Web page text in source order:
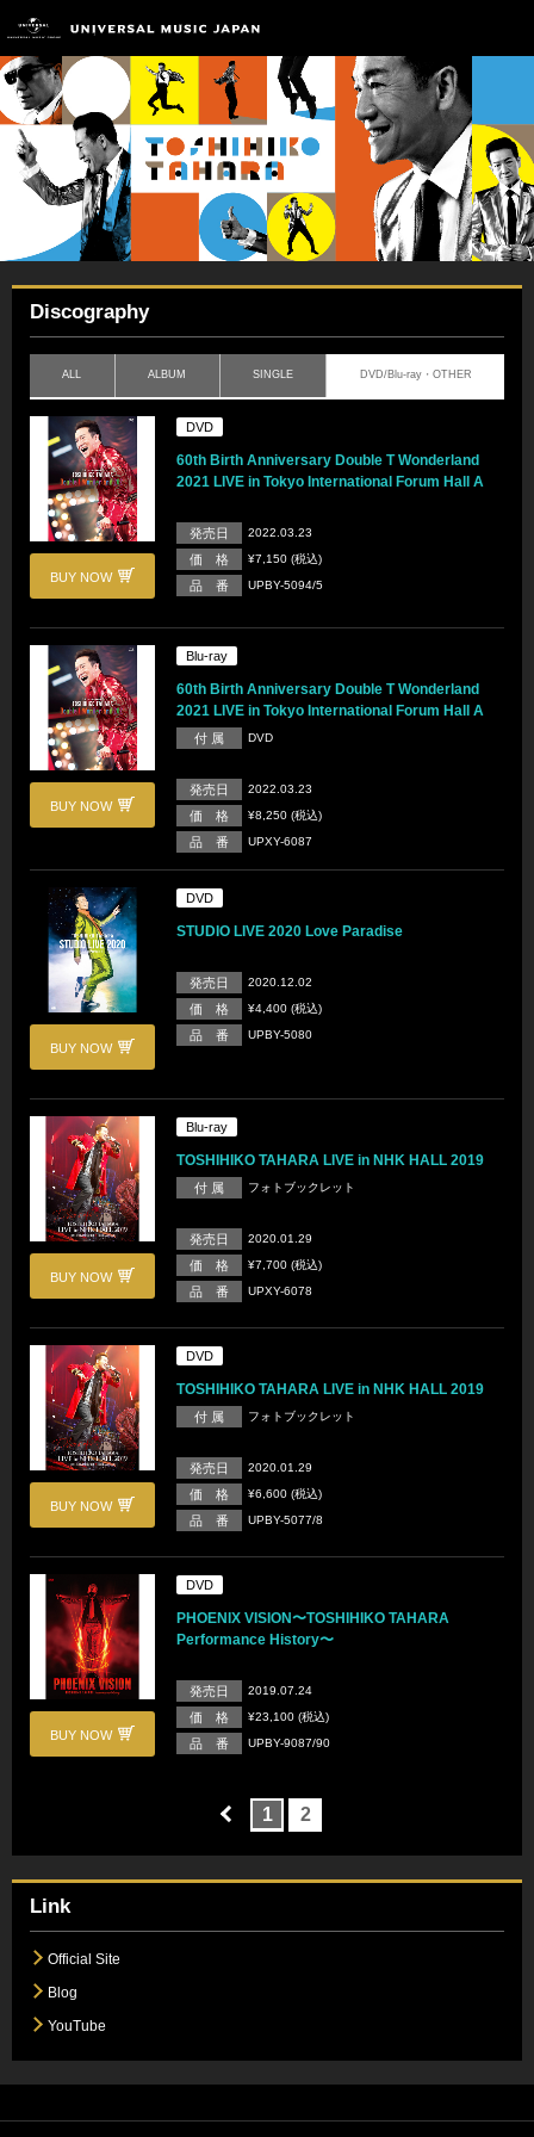
Discography
ALL ALBUM SINGLE DVD/Blu-ray・OTHER
BUY NOW
DVD
60th Birth Anniversary Double T Wonderland
2021 LIVE in Tokyo International Forum Hall A
発売日 2022.03.23
価 格 ¥7,150 (税込)
品 番 UPBY-5094/5
BUY NOW
Blu-ray
60th Birth Anniversary Double T Wonderland
2021 LIVE in Tokyo International Forum Hall A
付 属 DVD
発売日 2022.03.23
価 格 ¥8,250 (税込)
品 番 UPXY-6087
BUY NOW
DVD
STUDIO LIVE 2020 Love Paradise
発売日 2020.12.02
価 格 ¥4,400 (税込)
品 番 UPBY-5080
BUY NOW
Blu-ray
TOSHIHIKO TAHARA LIVE in NHK HALL 2019
付 属 フォトブックレット
発売日 2020.01.29
価 格 ¥7,700 (税込)
品 番 UPXY-6078
BUY NOW
DVD
TOSHIHIKO TAHARA LIVE in NHK HALL 2019
付 属 フォトブックレット
発売日 2020.01.29
価 格 ¥6,600 (税込)
品 番 UPBY-5077/8
BUY NOW
DVD
PHOENIX VISION〜TOSHIHIKO TAHARA
Performance History〜
発売日 2019.07.24
価 格 ¥23,100 (税込)
品 番 UPBY-9087/90
1 2
Link
Official Site
Blog
YouTube